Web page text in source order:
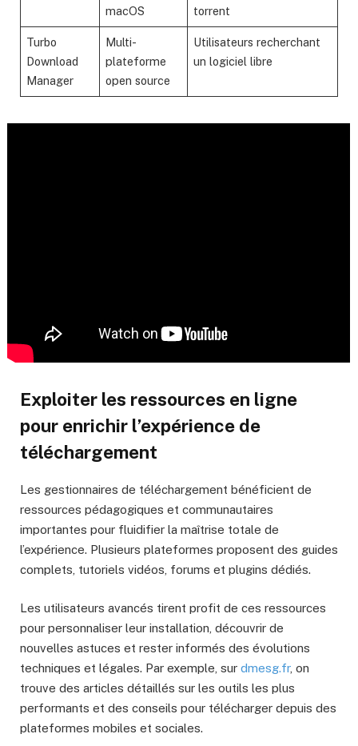
macOS
torrent
Turbo
Download
Manager
Multi-
plateforme
open source
Utilisateurs recherchant
un logiciel libre
Exploiter les ressources en ligne
pour enrichir l’expérience de
téléchargement
Les gestionnaires de téléchargement bénéficient de
ressources pédagogiques et communautaires
importantes pour fluidifier la maîtrise totale de
l’expérience. Plusieurs plateformes proposent des guides
complets, tutoriels vidéos, forums et plugins dédiés.
Les utilisateurs avancés tirent profit de ces ressources
pour personnaliser leur installation, découvrir de
nouvelles astuces et rester informés des évolutions
techniques et légales. Par exemple, sur dmesg.fr, on
trouve des articles détaillés sur les outils les plus
performants et des conseils pour télécharger depuis des
plateformes mobiles et sociales.